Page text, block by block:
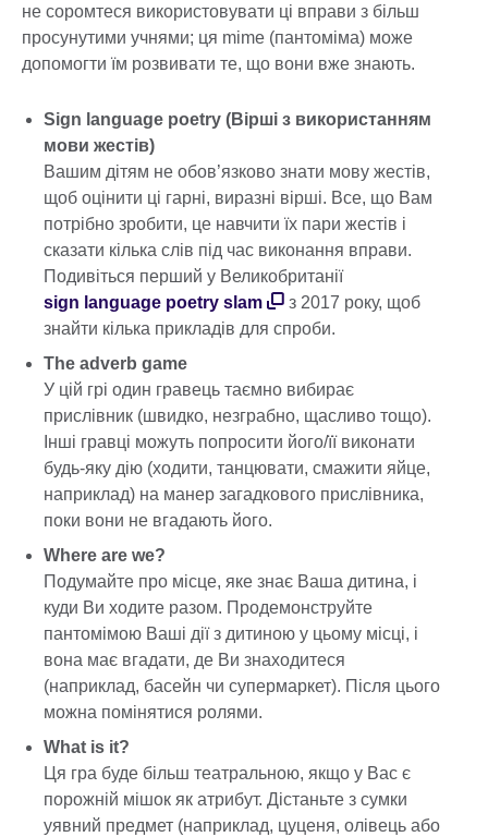
не соромтеся використовувати ці вправи з більш
просунутими учнями; ця mime (пантоміма) може
допомогти їм розвивати те, що вони вже знають.
Sign language poetry (Вірші з використанням
мови жестів)
Вашим дітям не обов’язково знати мову жестів,
щоб оцінити ці гарні, виразні вірші. Все, що Вам
потрібно зробити, це навчити їх пари жестів і
сказати кілька слів під час виконання вправи.
Подивіться перший у Великобританії
sign language poetry slam
з 2017 року, щоб
знайти кілька прикладів для спроби.
The adverb game
У цій грі один гравець таємно вибирає
прислівник (швидко, незграбно, щасливо тощо).
Інші гравці можуть попросити його/її виконати
будь-яку дію (ходити, танцювати, смажити яйце,
наприклад) на манер загадкового прислівника,
поки вони не вгадають його.
Where are we?
Подумайте про місце, яке знає Ваша дитина, і
куди Ви ходите разом. Продемонструйте
пантомімою Ваші дії з дитиною у цьому місці, і
вона має вгадати, де Ви знаходитеся
(наприклад, басейн чи супермаркет). Після цього
можна помінятися ролями.
What is it?
Ця гра буде більш театральною, якщо у Вас є
порожній мішок як атрибут. Дістаньте з сумки
уявний предмет (наприклад, цуценя, олівець або